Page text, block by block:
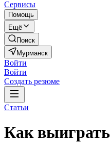
Сервисы
Помощь
Ещё
Поиск
Мурманск
Войти
Войти
Создать резюме
Статьи
Как